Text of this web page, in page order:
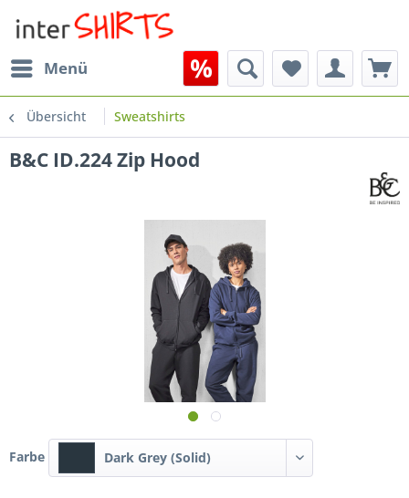
Menü
Übersicht Sweatshirts
B&C ID.224 Zip Hood
Farbe Dark Grey (Solid)